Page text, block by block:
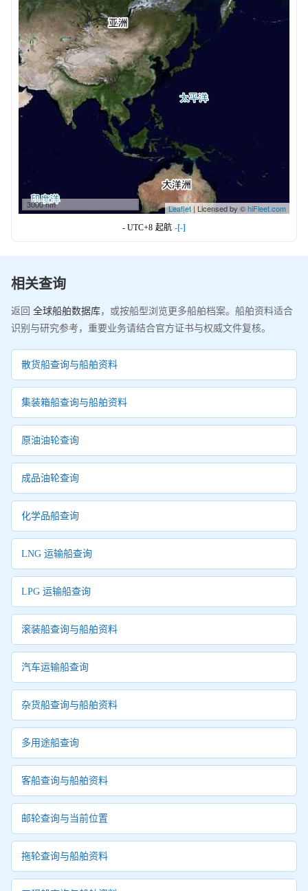
3000 nm Leaflet | Licensed by ©hiFleet.com
- UTC+8 起航 -[-]
相关查询
返回 全球船舶数据库，或按船型浏览更多船舶档案。船舶资料适合
识别与研究参考，重要业务请结合官方证书与权威文件复核。
散货船查询与船舶资料
集装箱船查询与船舶资料
原油油轮查询
成品油轮查询
化学品船查询
LNG 运输船查询
LPG 运输船查询
滚装船查询与船舶资料
汽车运输船查询
杂货船查询与船舶资料
多用途船查询
客船查询与船舶资料
邮轮查询与当前位置
拖轮查询与船舶资料